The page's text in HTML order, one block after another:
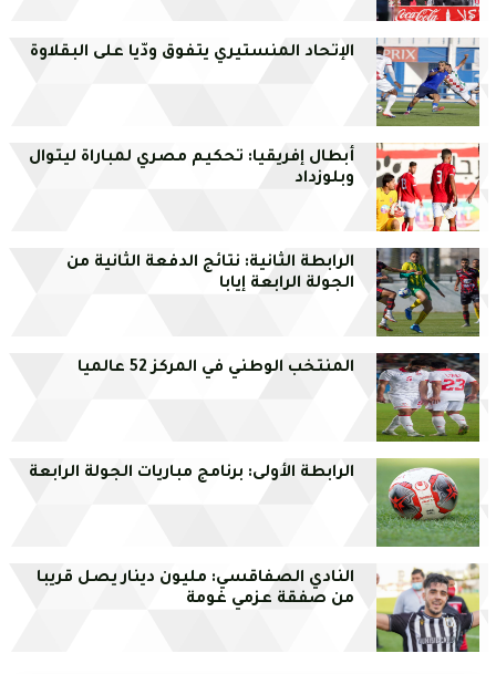
الإتحاد المنستيري يتفوق ودّيا على البقلاوة
أبطال إفريقيا: تحكيم مصري لمباراة ليتوال
وبلوزداد
الرابطة الثانية: نتائج الدفعة الثانية من
الجولة الرابعة إيابا
المنتخب الوطني في المركز 52 عالميا
الرابطة الأولى: برنامج مباريات الجولة الرابعة
النادي الصفاقسي: مليون دينار يصل قريبا
من صفقة عزمي غومة